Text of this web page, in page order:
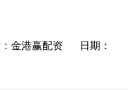
金港赢配资
日期：